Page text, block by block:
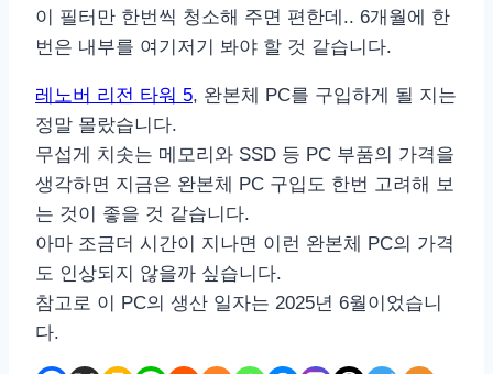
이 필터만 한번씩 청소해 주면 편한데.. 6개월에 한
번은 내부를 여기저기 봐야 할 것 같습니다.
레노버 리전 타워 5, 완본체 PC를 구입하게 될 지는
정말 몰랐습니다.
무섭게 치솟는 메모리와 SSD 등 PC 부품의 가격을
생각하면 지금은 완본체 PC 구입도 한번 고려해 보
는 것이 좋을 것 같습니다.
아마 조금더 시간이 지나면 이런 완본체 PC의 가격
도 인상되지 않을까 싶습니다.
참고로 이 PC의 생산 일자는 2025년 6월이었습니
다.